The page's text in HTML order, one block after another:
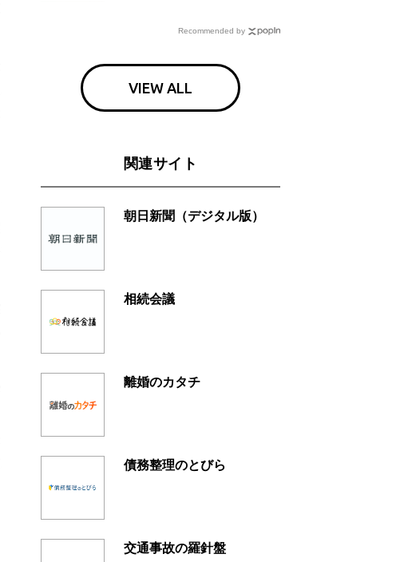
Recommended by
VIEW ALL
関連サイト
朝日新聞（デジタル版）
相続会議
離婚のカタチ
債務整理のとびら
交通事故の羅針盤